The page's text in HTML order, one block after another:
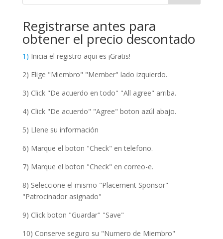
Registrarse antes para
obtener el precio descontado
1) Inicia el registro aqui es ¡Gratis!
2) Elige "Miembro" "Member" lado izquierdo.
3) Click "De acuerdo en todo" "All agree" arriba.
4) Click "De acuerdo" "Agree" boton azúl abajo.
5) Llene su información
6) Marque el boton "Check" en telefono.
7) Marque el boton "Check" en correo-e.
8) Seleccione el mismo "Placement Sponsor"
"Patrocinador asignado"
9) Click boton "Guardar" "Save"
10) Conserve seguro su "Numero de Miembro"